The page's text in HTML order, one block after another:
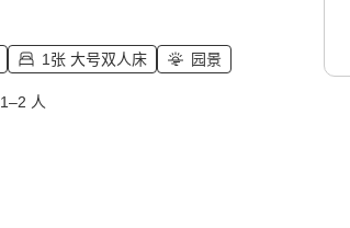
1张 大号双人床 园景
1–2 人